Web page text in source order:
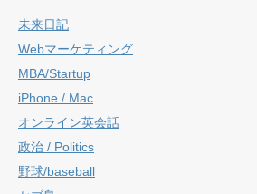
未来日記
Webマーケティング
MBA/Startup
iPhone / Mac
オンライン英会話
政治 / Politics
野球/baseball